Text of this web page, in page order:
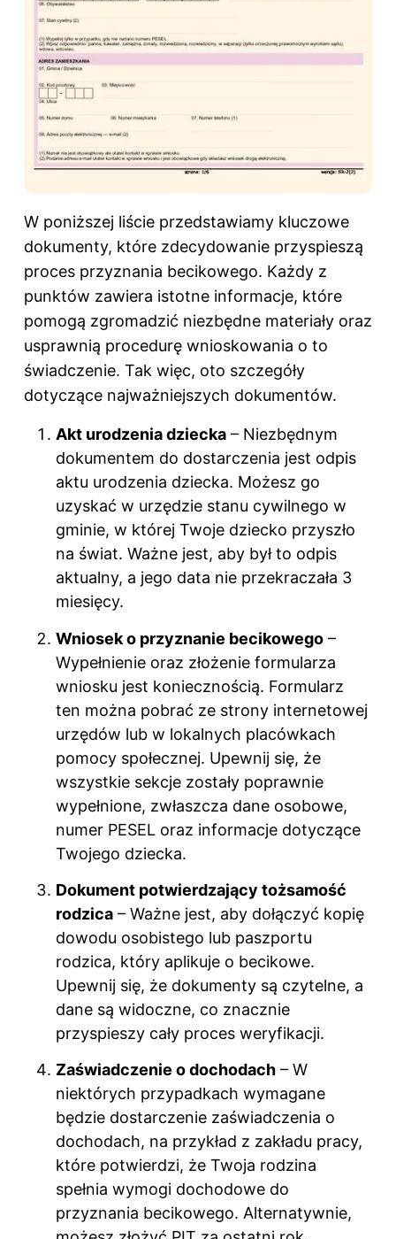
W poniższej liście przedstawiamy kluczowe
dokumenty, które zdecydowanie przyspieszą
proces przyznania becikowego. Każdy z
punktów zawiera istotne informacje, które
pomogą zgromadzić niezbędne materiały oraz
usprawnią procedurę wnioskowania o to
świadczenie. Tak więc, oto szczegóły
dotyczące najważniejszych dokumentów.
Akt urodzenia dziecka – Niezbędnym
dokumentem do dostarczenia jest odpis
aktu urodzenia dziecka. Możesz go
uzyskać w urzędzie stanu cywilnego w
gminie, w której Twoje dziecko przyszło
na świat. Ważne jest, aby był to odpis
aktualny, a jego data nie przekraczała 3
miesięcy.
Wniosek o przyznanie becikowego –
Wypełnienie oraz złożenie formularza
wniosku jest koniecznością. Formularz
ten można pobrać ze strony internetowej
urzędów lub w lokalnych placówkach
pomocy społecznej. Upewnij się, że
wszystkie sekcje zostały poprawnie
wypełnione, zwłaszcza dane osobowe,
numer PESEL oraz informacje dotyczące
Twojego dziecka.
Dokument potwierdzający tożsamość
rodzica – Ważne jest, aby dołączyć kopię
dowodu osobistego lub paszportu
rodzica, który aplikuje o becikowe.
Upewnij się, że dokumenty są czytelne, a
dane są widoczne, co znacznie
przyspieszy cały proces weryfikacji.
Zaświadczenie o dochodach – W
niektórych przypadkach wymagane
będzie dostarczenie zaświadczenia o
dochodach, na przykład z zakładu pracy,
które potwierdzi, że Twoja rodzina
spełnia wymogi dochodowe do
przyznania becikowego. Alternatywnie,